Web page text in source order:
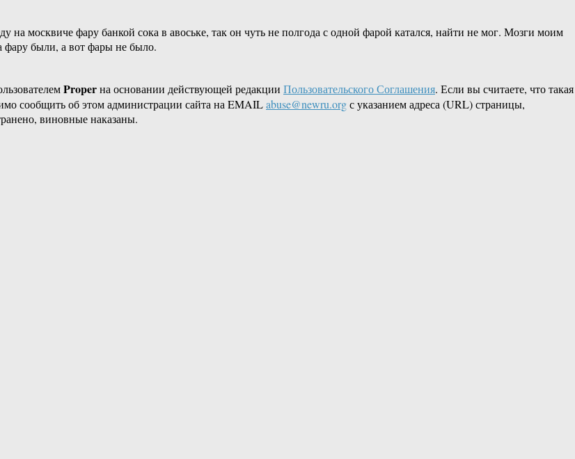
на москвиче фару банкой сока в авоське, так он чуть не полгода с одной фарой катался, найти не мог. Мозги моим
фару были, а вот фары не было.
Properна основании действующей редакции Пользовательского Соглашения. Если вы считаете, что такая
сообщить об этом администрации сайта на EMAILabuse@newru.orgс указанием адреса (URL) страницы,
виновные наказаны.